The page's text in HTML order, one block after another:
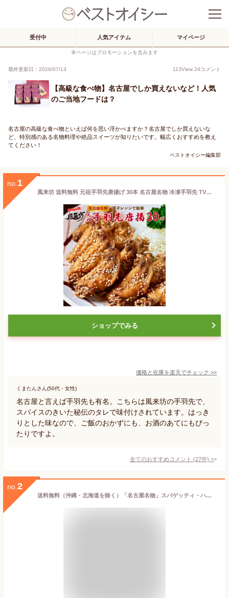
受付中 人気アイテム マイページ
本ページはプロモーションを含みます
最終更新日：2026/07/13 113View 24コメント
【高級な食べ物】名古屋でしか買えないなど！人気
のご当地フードは？
名古屋の高級な食べ物といえば何を思い浮かべますか？名古屋でしか買えないな
ど、特別感のある名物料理や絶品スイーツが知りたいです。幅広くおすすめを教え
てください！
ベストオイシー編集部
no. 1
風来坊 送料無料 元祖手羽先唐揚げ 30本 名古屋名物 冷凍手羽先 TV番組で紹介された 手羽先 唐揚げ から揚げ レンジ調理 レンチン ギフト 簡単調理 誕生日 プレゼント 贈答 土産 お土産 通販 2025 名古屋 楽天 お歳暮 御歳暮
ショップでみる
価格と在庫を楽天でチェック >>
くまたんさん(50代・女性)
名古屋と言えば手羽先も有名。こちらは風来坊の手羽先で、
スパイスのきいた秘伝のタレで味付けされています。はっき
りとした味なので、ご飯のおかずにも、お酒のあてにもぴっ
たりですよ。
全てのおすすめコメント (27件) >
no. 2
送料無料（沖縄・北海道を除く）「名古屋名物」スパゲッティ・ハウス ヨコイ ヨコイのソース現在の味(4人用、250g×2袋)